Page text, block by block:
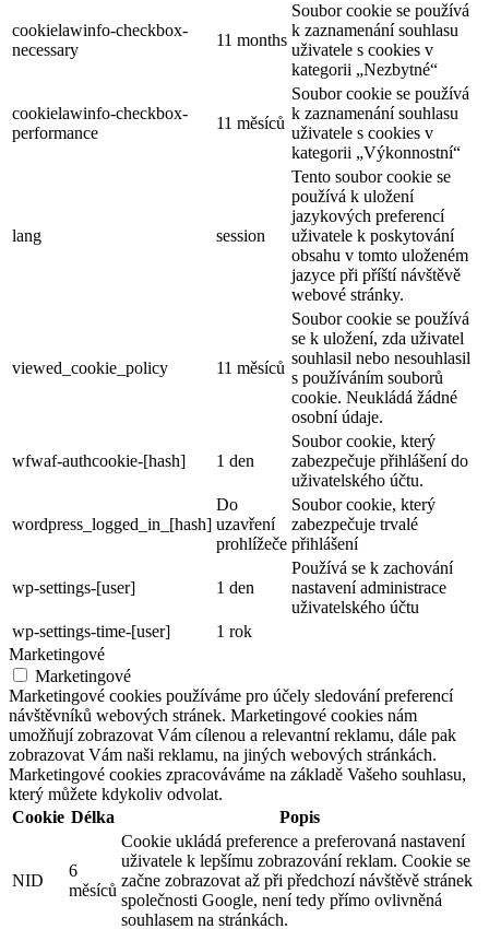
cookielawinfo-checkbox-
necessary
11 months
Soubor cookie se používá
k zaznamenání souhlasu
uživatele s cookies v
kategorii „Nezbytné“
cookielawinfo-checkbox-
performance
11 měsíců
Soubor cookie se používá
k zaznamenání souhlasu
uživatele s cookies v
kategorii „Výkonnostní“
lang session
Tento soubor cookie se
používá k uložení
jazykových preferencí
uživatele k poskytování
obsahu v tomto uloženém
jazyce při příští návštěvě
webové stránky.
viewed_cookie_policy 11 měsíců
Soubor cookie se používá
se k uložení, zda uživatel
souhlasil nebo nesouhlasil
s používáním souborů
cookie. Neukládá žádné
osobní údaje.
wfwaf-authcookie-[hash] 1 den
Soubor cookie, který
zabezpečuje přihlášení do
uživatelského účtu.
wordpress_logged_in_[hash]
Do
uzavření
prohlížeče
Soubor cookie, který
zabezpečuje trvalé
přihlášení
wp-settings-[user] 1 den
Používá se k zachování
nastavení administrace
uživatelského účtu
wp-settings-time-[user]
1 rok
Marketingové
Marketingové
Marketingové cookies používáme pro účely sledování preferencí
návštěvníků webových stránek. Marketingové cookies nám
umožňují zobrazovat Vám cílenou a relevantní reklamu, dále pak
zobrazovat Vám naši reklamu, na jiných webových stránkách.
Marketingové cookies zpracováváme na základě Vašeho souhlasu,
který můžete kdykoliv odvolat.
Cookie Délka Popis
NID
6
měsíců
Cookie ukládá preference a preferovaná nastavení
uživatele k lepšímu zobrazování reklam. Cookie se
začne zobrazovat až při předchozí návštěvě stránek
společnosti Google, není tedy přímo ovlivněná
souhlasem na stránkách.